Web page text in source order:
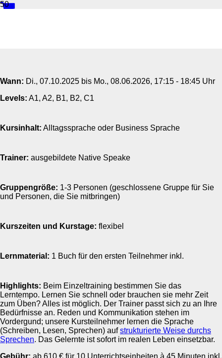
Wann: Di., 07.10.2025 bis Mo., 08.06.2026, 17:15 - 18:45 Uhr
Levels: A1, A2, B1, B2, C1
Kursinhalt: Alltagssprache oder Business Sprache
Trainer: ausgebildete Native Speake
Gruppengröße: 1-3 Personen (geschlossene Gruppe für Sie
und Personen, die Sie mitbringen)
Kurszeiten und Kurstage: flexibel
Lernmaterial: 1 Buch für den ersten Teilnehmer inkl.
Highlights: Beim Einzeltraining bestimmen Sie das
Lerntempo. Lernen Sie schnell oder brauchen sie mehr Zeit
zum Üben? Alles ist möglich. Der Trainer passt sich zu an Ihre
Bedürfnisse an. Reden und Kommunikation stehen im
Vordergund; unsere Kursteilnehmer lernen die Sprache
(Schreiben, Lesen, Sprechen) aufstrukturierte Weise durchs
Sprechen. Das Gelernte ist sofort im realen Leben einsetzbar.
Gebühr: ab 610 € für 10 Unterrichtseinheiten à 45 Minuten inkl.